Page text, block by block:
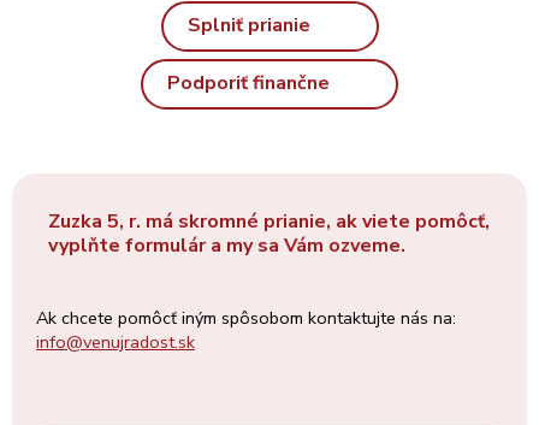
Splniť prianie
Podporiť finančne
Zuzka 5, r. má skromné prianie, ak viete pomôcť,
vyplňte formulár a my sa Vám ozveme.
Ak chcete pomôcť iným spôsobom kontaktujte nás na:
info@venujradost.sk